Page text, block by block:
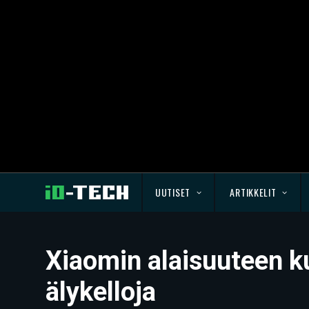
UUTISET ARTIKKELIT
Xiaomin alaisuuteen
älykelloja